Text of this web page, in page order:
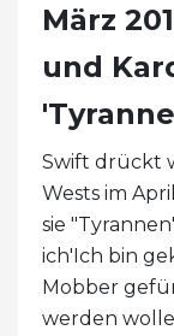
März
und
Swift drückt
Wests im
sie
ich'Ich bin
Mobber
werden